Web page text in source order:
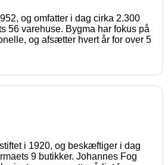
og omfatter i dag cirka 2.300
56 varehuse. Bygma har fokus på
og afsætter hvert år for over 5
i 1920, og beskæftiger i dag
9 butikker. Johannes Fog